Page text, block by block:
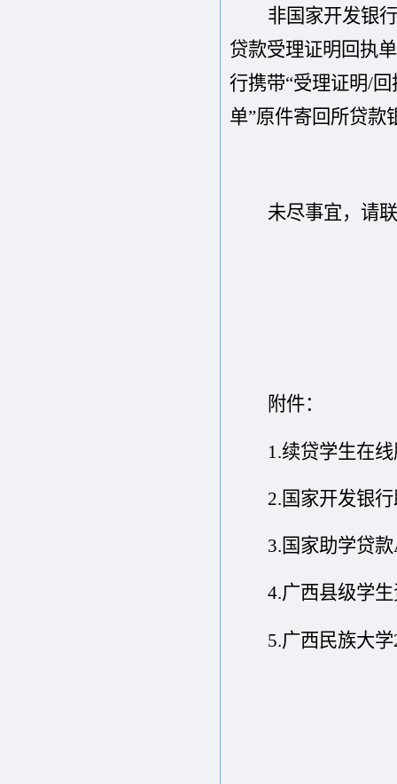
非国家开发银
贷款受理证明回执
行携带“受理证明/
单”原件寄回所贷款
未尽事宜，请
附件：
1.续贷学生在
2. 国家开发银
3. 国家助学贷款
4.广西县级学
5.广西民族大学